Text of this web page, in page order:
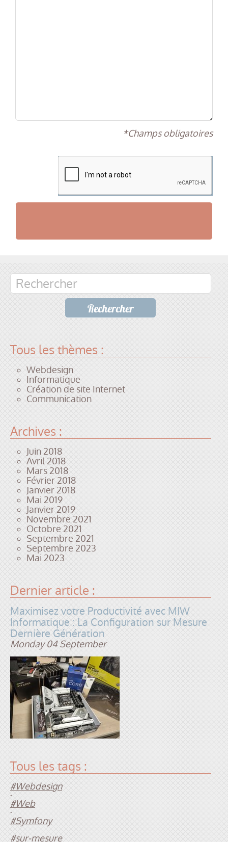
*Champs obligatoires
Tous les thèmes :
Webdesign
Informatique
Création de site Internet
Communication
Archives :
Juin 2018
Avril 2018
Mars 2018
Février 2018
Janvier 2018
Mai 2019
Janvier 2019
Novembre 2021
Octobre 2021
Septembre 2021
Septembre 2023
Mai 2023
Dernier article :
Maximisez votre Productivité avec MIW
Informatique : La Configuration sur Mesure
Dernière Génération
Monday 04 September
Tous les tags :
#Webdesign
-
#Web
-
#Symfony
-
#sur-mesure